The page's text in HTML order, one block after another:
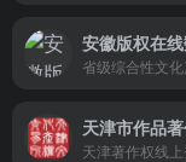
天津著作权线